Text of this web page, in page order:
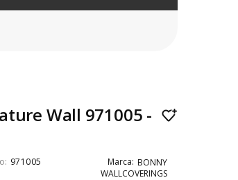
Wall 971005 -
971005
BONNY
WALLCOVERINGS